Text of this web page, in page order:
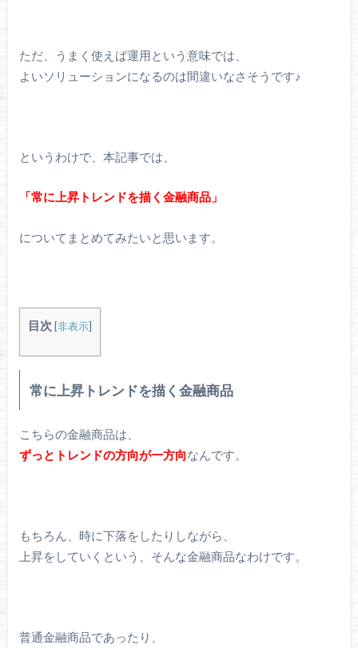
ただ、うまく使えば運用という意味では、
よいソリューションになるのは間違いなさそうです♪
というわけで、本記事では、
「常に上昇トレンドを描く金融商品」
についてまとめてみたいと思います。
目次 [非表示]
常に上昇トレンドを描く金融商品
こちらの金融商品は、
ずっとトレンドの方向が一方向なんです。
もちろん、時に下落をしたりしながら、
上昇をしていくという、そんな金融商品なわけです。
普通金融商品であったり、